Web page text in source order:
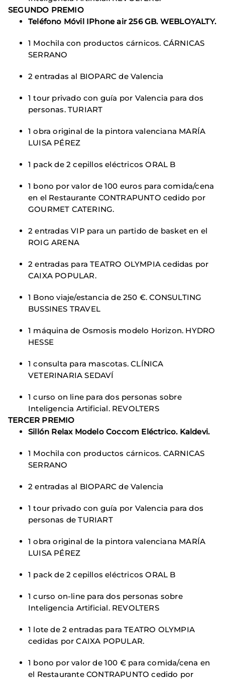
SEGUNDO PREMIO
Teléfono Móvil IPhone air 256 GB. WEBLOYALTY.
1 Mochila con productos cárnicos. CÁRNICAS
SERRANO
2 entradas al BIOPARC de Valencia
1 tour privado con guía por Valencia para dos
personas. TURIART
1 obra original de la pintora valenciana MARÍA
LUISA PÉREZ
1 pack de 2 cepillos eléctricos ORAL B
1 bono por valor de 100 euros para comida/cena
en el Restaurante CONTRAPUNTO cedido por
GOURMET CATERING.
2 entradas VIP para un partido de basket en el
ROIG ARENA
2 entradas para TEATRO OLYMPIA cedidas por
CAIXA POPULAR.
1 Bono viaje/estancia de 250 €. CONSULTING
BUSSINES TRAVEL
1 máquina de Osmosis modelo Horizon. HYDRO
HESSE
1 consulta para mascotas. CLÍNICA
VETERINARIA SEDAVÍ
1 curso on line para dos personas sobre
Inteligencia Artificial. REVOLTERS
TERCER PREMIO
Sillón Relax Modelo Coccom Eléctrico. Kaldevi.
1 Mochila con productos cárnicos. CARNICAS
SERRANO
2 entradas al BIOPARC de Valencia
1 tour privado con guía por Valencia para dos
personas de TURIART
1 obra original de la pintora valenciana MARÍA
LUISA PÉREZ
1 pack de 2 cepillos eléctricos ORAL B
1 curso on-line para dos personas sobre
Inteligencia Artificial. REVOLTERS
1 lote de 2 entradas para TEATRO OLYMPIA
cedidas por CAIXA POPULAR.
1 bono por valor de 100 € para comida/cena en
el Restaurante CONTRAPUNTO cedido por